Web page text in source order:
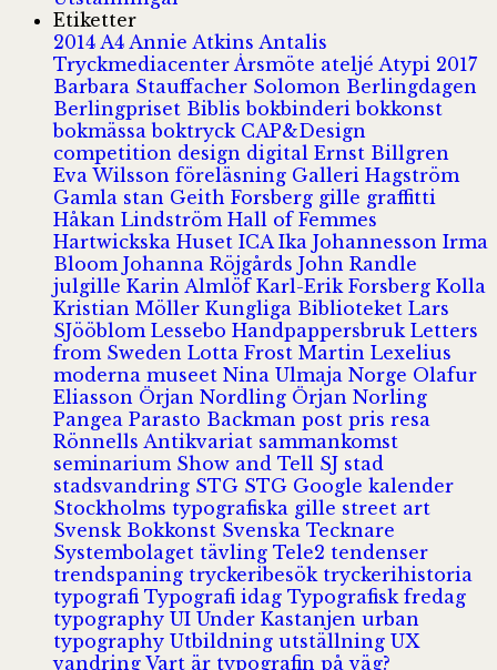
Etiketter
2014 A4 Annie Atkins Antalis
Tryckmediacenter Årsmöte ateljé Atypi 2017
Barbara Stauffacher Solomon Berlingdagen
Berlingpriset Biblisbokbinderibokkonst
bokmässaboktryck CAP&Design
competition design digital Ernst Billgren
Eva Wilsson föreläsning Galleri Hagström
Gamla stan Geith Forsberg gille graffitti
Håkan Lindström Hall of Femmes
Hartwickska Huset ICA Ika Johannesson Irma
Bloom Johanna Röjgårds John Randle
julgille Karin Almlöf Karl-Erik Forsberg Kolla
Kristian Möller Kungliga Biblioteket Lars
SJööblom Lessebo Handpappersbruk Letters
from Sweden Lotta Frost Martin Lexelius
moderna museet Nina Ulmaja Norge Olafur
Eliasson Örjan Nordling Örjan Norling
Pangea Parasto Backman post pris resa
Rönnells Antikvariat sammankomst
seminarium Show and Tell SJ stad
stadsvandring STG STG Google kalender
Stockholms typografiska gille street art
Svensk Bokkonst Svenska Tecknare
Systembolaget tävling Tele2 tendenser
trendspaning tryckeribesök tryckerihistoria
typografi Typografi idag Typografisk fredag
typography UI Under Kastanjen urban
typography Utbildning utställning UX
vandring Vart är typografin på väg?